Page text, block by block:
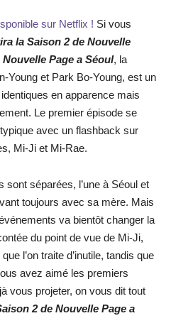
sur Netflix ! Si vous
la Saison 2 de Nouvelle
Nouvelle Page a Séoul, la
Young et Park Bo-Young, est un
en apparence mais
Le premier épisode se
avec un flashback sur
Mi-Ji et Mi-Rae.
séparées, l’une à Séoul et
toujours avec sa mère. Mais
va bientôt changer la
du point de vue de Mi-Ji,
l’on traite d’inutile, tandis que
avez aimé les premiers
vous projeter, on vous dit tout
2 de Nouvelle Page a